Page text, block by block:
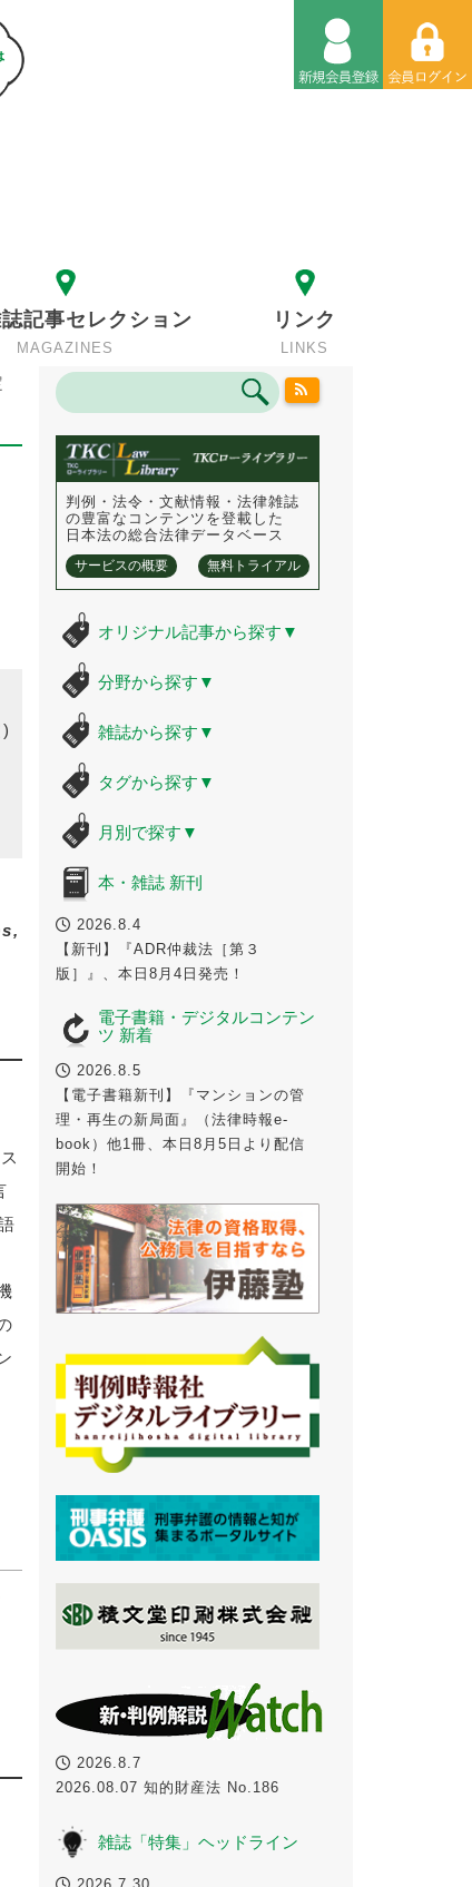
誌記事セレクション
MAGAZINES
リンク
LINKS
判例・法令・文献情報・法律雑誌
の豊富なコンテンツを登載した
日本法の総合法律データベース
サービスの概要 無料トライアル
オリジナル記事から探す ▼
分野から探す ▼
雑誌から探す ▼
タグから探す ▼
月別で探す ▼
本・雑誌 新刊
2026.8.4
【新刊】『ADR仲裁法［第３
版］』、本日8月4日発売！
電子書籍・デジタルコンテン
ツ 新着
2026.8.5
【電子書籍新刊】『マンションの管
理・再生の新局面』（法律時報e-
book）他1冊、本日8月5日より配信
開始！
2026.8.7
2026.08.07 知的財産法 No.186
雑誌「特集」ヘッドライン